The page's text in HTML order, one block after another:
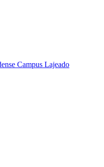
Campus Lajeado